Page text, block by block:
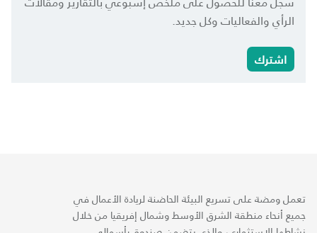
الرأي والفعاليات وكل جديد.
اشترك
تعمل ومضة على تسريع البيئة الحاضنة لريادة الأعمال في
جميع أنحاء منطقة الشرق الأوسط وشمال إفريقيا من خلال